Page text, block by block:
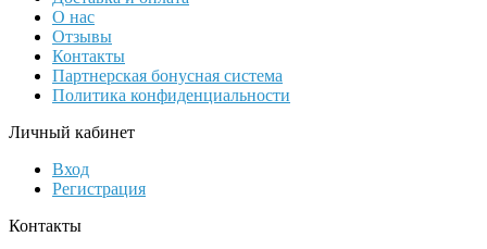
О нас
Отзывы
Контакты
Партнерская бонусная система
Политика конфиденциальности
Личный кабинет
Вход
Регистрация
Контакты